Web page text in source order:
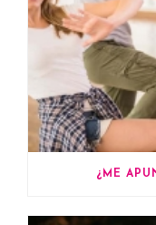
¿ME